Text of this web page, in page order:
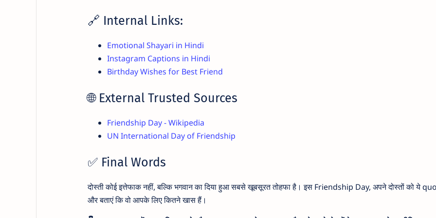
🔗 Internal Links:
Emotional Shayari in Hindi
Instagram Captions in Hindi
Birthday Wishes for Best Friend
🌐 External Trusted Sources
Friendship Day - Wikipedia
UN International Day of Friendship
✅ Final Words
दोस्ती कोई इत्तेफाक नहीं, बल्कि भगवान का दिया हुआ सबसे खूबसूरत तोहफा है। इस Friendship Day, अपने दोस्तों को ये
और बताएं कि वो आपके लिए कितने खास हैं।